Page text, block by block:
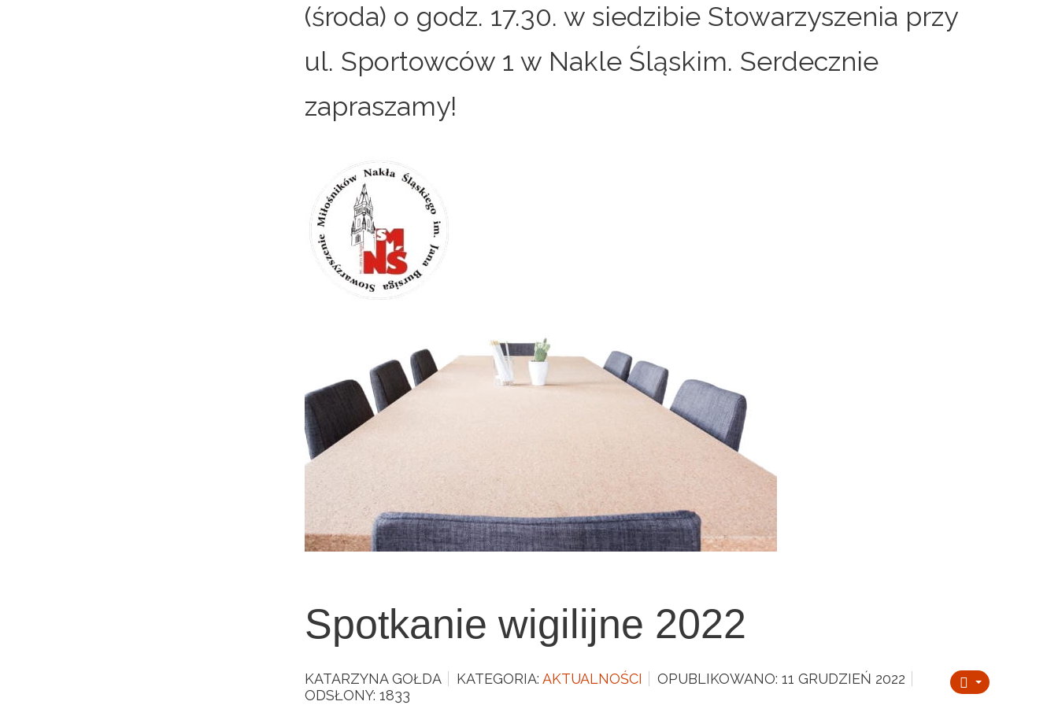
(środa) o godz. 17.30. w siedzibie Stowarzyszenia przy
ul. Sportowców 1 w Nakle Śląskim. Serdecznie
zapraszamy!
Spotkanie wigilijne 2022
KATARZYNA GOŁDA KATEGORIA: AKTUALNOŚCI
OPUBLIKOWANO: 11 GRUDZIEŃ 2022
ODSŁONY: 1833